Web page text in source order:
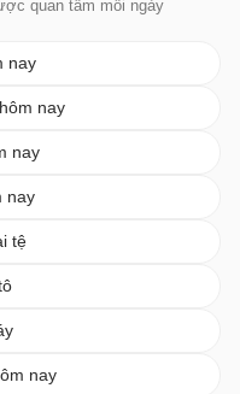
quan tâm mỗi ngày
nay
nay
nay
nay
tệ
nay